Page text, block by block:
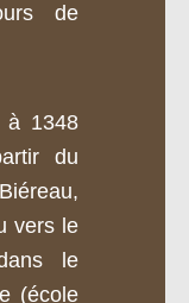
de
à 1348
du
vers le
le
(école